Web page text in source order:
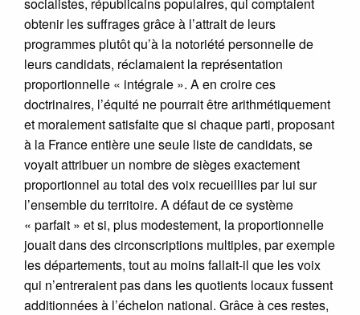
obtenir les suffrages grâce à l’attrait de leurs
programmes plutôt qu’à la notoriété personnelle de
leurs candidats, réclamaient la représentation
proportionnelle « intégrale ». A en croire ces
doctrinaires, l’équité ne pourrait être arithmétiquement
et moralement satisfaite que si chaque parti, proposant
à la France entière une seule liste de candidats, se
voyait attribuer un nombre de sièges exactement
proportionnel au total des voix recueillies par lui sur
l’ensemble du territoire. A défaut de ce système
« parfait » et si, plus modestement, la proportionnelle
jouait dans des circonscriptions multiples, par exemple
les départements, tout au moins fallait-il que les voix
qui n’entreraient pas dans les quotients locaux fussent
additionnées à l’échelon national. Grâce à ces restes,